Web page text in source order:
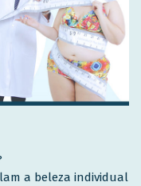
a beleza individual